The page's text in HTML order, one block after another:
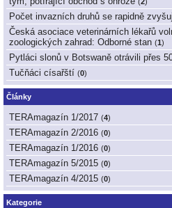
Počet invazních druhů se rapidně
Česká asociace veterinárních lékařů
zoologických zahrad: Odborné stan (1)
Pytláci slonů v Botswaně otrávili přes
Tučňáci císařští (0)
Články
TERAmagazín 1/2017 (4)
TERAmagazín 2/2016 (0)
TERAmagazín 1/2016 (0)
TERAmagazín 5/2015 (0)
TERAmagazín 4/2015 (0)
Kategorie